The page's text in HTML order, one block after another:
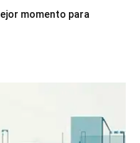
momento para